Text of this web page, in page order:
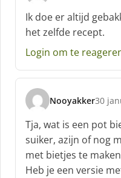
c
h
r
e
f
Ik doe er altijd
het zelfde recept.
Login om te
Nooyakker
s
c
h
r
e
e
30
Tja, wat is een pot
suiker, azijn of nog
met bietjes te
Heb je een versie